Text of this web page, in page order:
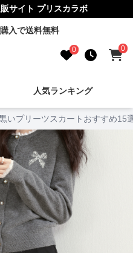
サイト プリスカラボ
入で送料無料
0 0
人気ランキング
いプリーツスカートおすすめ15